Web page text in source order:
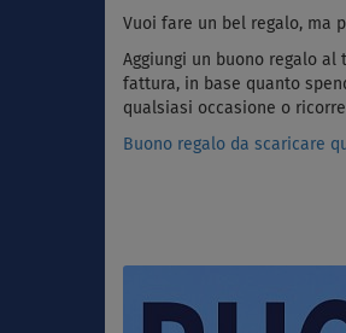
Vuoi fare un bel regalo, ma
Aggiungi un buono regalo
fattura, in base quanto
qualsiasi occasione o
Buono regalo da scaricare